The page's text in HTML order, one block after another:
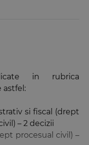
in rubrica
si fiscal (drept
– 2 decizii
procesual civil) –